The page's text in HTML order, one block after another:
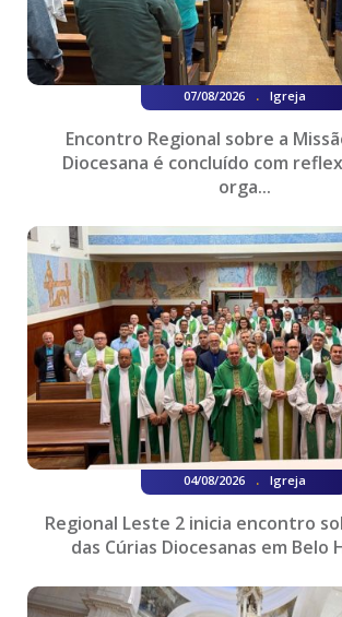
07/08/2026 . Igreja
Encontro Regional sobre a
Diocesana é concluído com
orga...
04/08/2026 . Igreja
Regional Leste 2 inicia encontro
das Cúrias Diocesanas em Belo